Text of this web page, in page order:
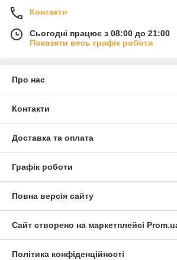
Контакти
Сьогодні працює з 08:00 до 21:00
Показати весь графік роботи
Про нас
Контакти
Доставка та оплата
Графік роботи
Повна версія сайту
Сайт створено на маркетплейсі
Політика конфіденційності